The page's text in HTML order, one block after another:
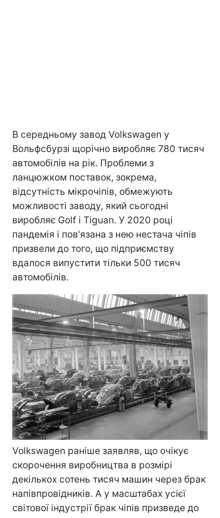
В середньому завод Volkswagen у
Вольфсбурзі щорічно виробляє 780 тисяч
автомобілів на рік. Проблеми з
ланцюжком поставок, зокрема,
відсутність мікрочіпів, обмежують
можливості заводу, який сьогодні
виробляє Golf і Tiguan. У 2020 році
пандемія і пов'язана з нею нестача чіпів
призвели до того, що підприємству
вдалося випустити тільки 500 тисяч
автомобілів.
Volkswagen раніше заявляв, що очікує
скорочення виробництва в розмірі
декількох сотень тисяч машин через брак
напівпровідників. А у масштабах усієї
світової індустрії брак чіпів призведе до